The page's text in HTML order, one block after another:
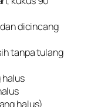
dicincang
tanpa tulang
halus)